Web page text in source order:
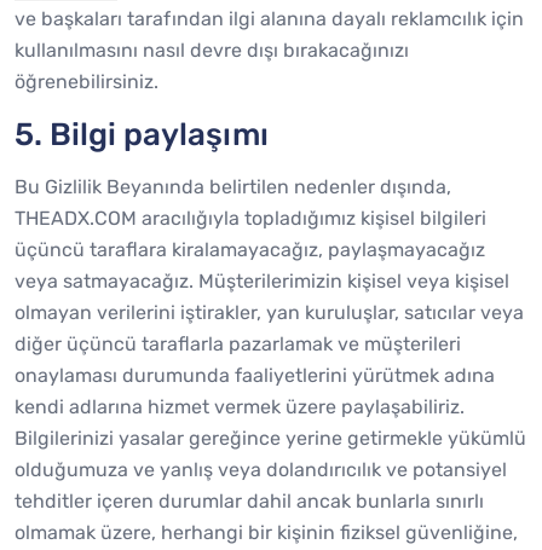
ve başkaları tarafından ilgi alanına dayalı reklamcılık için
kullanılmasını nasıl devre dışı bırakacağınızı
öğrenebilirsiniz.
5. Bilgi paylaşımı
Bu Gizlilik Beyanında belirtilen nedenler dışında,
THEADX.COM aracılığıyla topladığımız kişisel bilgileri
üçüncü taraflara kiralamayacağız, paylaşmayacağız
veya satmayacağız. Müşterilerimizin kişisel veya kişisel
olmayan verilerini iştirakler, yan kuruluşlar, satıcılar veya
diğer üçüncü taraflarla pazarlamak ve müşterileri
onaylaması durumunda faaliyetlerini yürütmek adına
kendi adlarına hizmet vermek üzere paylaşabiliriz.
Bilgilerinizi yasalar gereğince yerine getirmekle yükümlü
olduğumuza ve yanlış veya dolandırıcılık ve potansiyel
tehditler içeren durumlar dahil ancak bunlarla sınırlı
olmamak üzere, herhangi bir kişinin fiziksel güvenliğine,